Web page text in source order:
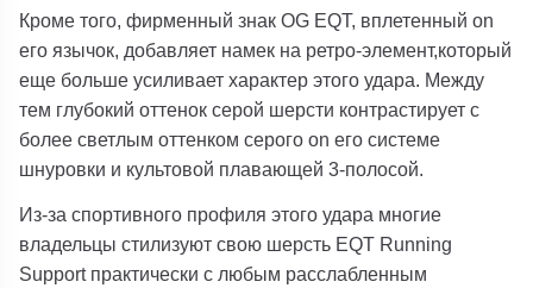
Кроме того, фирменный знак OG EQT, вплетенный on
его язычок, добавляет намек на ретро-элемент,который
еще больше усиливает характер этого удара. Между
тем глубокий оттенок серой шерсти контрастирует с
более светлым оттенком серого on его системе
шнуровки и культовой плавающей 3-полосой.
Из-за спортивного профиля этого удара многие
владельцы стилизуют свою шерсть EQT Running
Support практически с любым расслабленным